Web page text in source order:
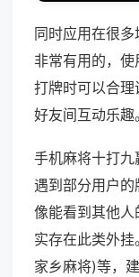
同时应用在很
非常有用的，
打牌时可以合
好友间互动乐趣。
手机麻将十打
遇到部分用户
像能看到其他
实存在此类外
家乡麻将)等，